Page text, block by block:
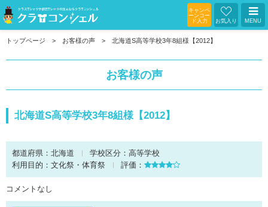
キャンペ
ーンコー
ド入力
お気入り MENU
トップページ お客様の声 北海道S高等学校3年8組様【2012】
お客様の声
北海道S高等学校3年8組様【2012】
都道府県： 北海道 学校区分： 高等学校
利用目的： 文化祭・体育祭 評価：
コメントなし